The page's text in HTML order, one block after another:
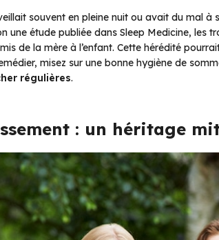
souvent en pleine nuit ou avait du mal à
une étude publiée dans Sleep Medicine, les
de la mère à l’enfant. Cette hérédité
misez sur une bonne hygiène de
régulières.
: un héritage